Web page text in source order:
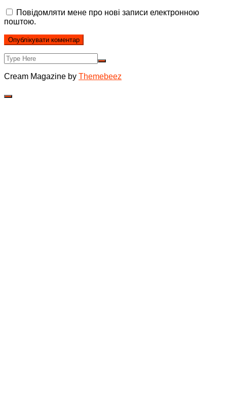
Повідомляти мене про нові записи електронною
поштою.
Cream Magazine by Themebeez